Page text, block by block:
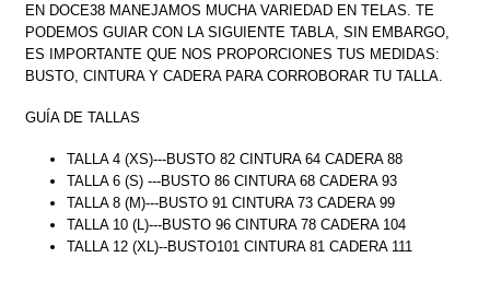
EN DOCE38 MANEJAMOS MUCHA VARIEDAD EN TELAS. TE
PODEMOS GUIAR CON LA SIGUIENTE TABLA, SIN EMBARGO,
ES IMPORTANTE QUE NOS PROPORCIONES TUS MEDIDAS:
BUSTO, CINTURA Y CADERA PARA CORROBORAR TU TALLA.
GUÍA DE TALLAS
TALLA 4 (XS)---BUSTO 82 CINTURA 64 CADERA 88
TALLA 6 (S) ---BUSTO 86 CINTURA 68 CADERA 93
TALLA 8 (M)---BUSTO 91 CINTURA 73 CADERA 99
TALLA 10 (L)---BUSTO 96 CINTURA 78 CADERA 104
TALLA 12 (XL)--BUSTO101 CINTURA 81 CADERA 111